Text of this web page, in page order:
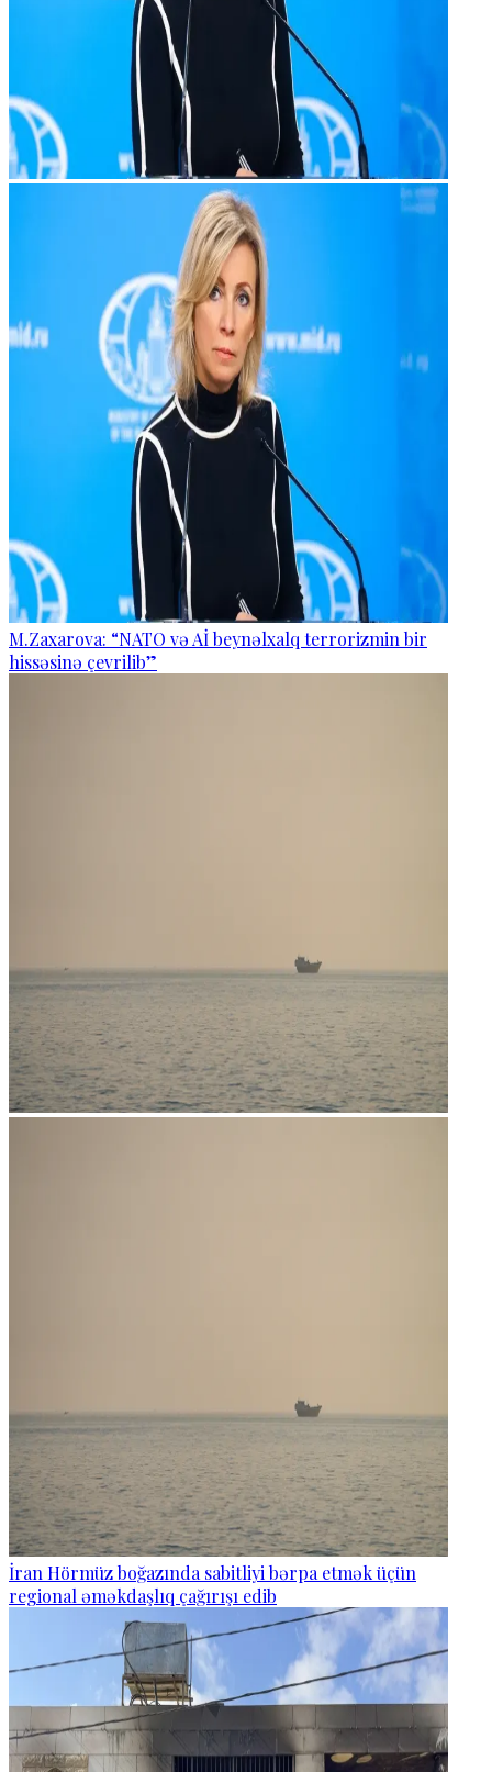
M.Zaxarova: “NATO və Aİ beynəlxalq terrorizmin bir
hissəsinə çevrilib”
İran Hörmüz boğazında sabitliyi bərpa etmək üçün
regional əməkdaşlıq çağırışı edib